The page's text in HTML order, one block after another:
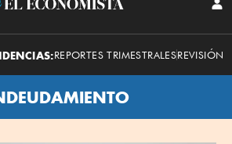
El
Economista
REPORTES TRIMESTRALESREVISIÓN